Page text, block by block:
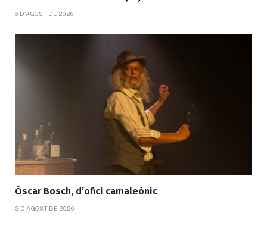
6 D'AGOST DE 2026
Òscar Bosch, d’ofici camaleònic
3 D'AGOST DE 2026